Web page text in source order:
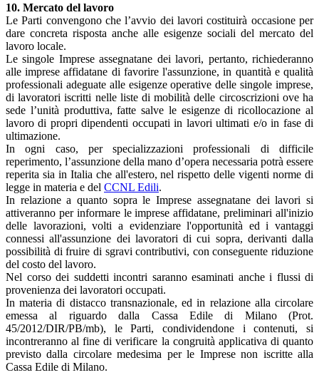
10. Mercato del lavoro
Le Parti convengono che l’avvio dei lavori costituirà occasione per
dare concreta risposta anche alle esigenze sociali del mercato del
lavoro locale.
Le singole Imprese assegnatane dei lavori, pertanto, richiederanno
alle imprese affidatane di favorire l'assunzione, in quantità e qualità
professionali adeguate alle esigenze operative delle singole imprese,
di lavoratori iscritti nelle liste di mobilità delle circoscrizioni ove ha
sede l’unità produttiva, fatte salve le esigenze di ricollocazione al
lavoro di propri dipendenti occupati in lavori ultimati e/o in fase di
ultimazione.
In ogni caso, per specializzazioni professionali di difficile
reperimento, l’assunzione della mano d’opera necessaria potrà essere
reperita sia in Italia che all'estero, nel rispetto delle vigenti norme di
legge in materia e del CCNL Edili.
In relazione a quanto sopra le Imprese assegnatane dei lavori si
attiveranno per informare le imprese affidatane, preliminari all'inizio
delle lavorazioni, volti a evidenziare l'opportunità ed i vantaggi
connessi all'assunzione dei lavoratori di cui sopra, derivanti dalla
possibilità di fruire di sgravi contributivi, con conseguente riduzione
del costo del lavoro.
Nel corso dei suddetti incontri saranno esaminati anche i flussi di
provenienza dei lavoratori occupati.
In materia di distacco transnazionale, ed in relazione alla circolare
emessa al riguardo dalla Cassa Edile di Milano (Prot.
45/2012/DIR/PB/mb), le Parti, condividendone i contenuti, si
incontreranno al fine di verificare la congruità applicativa di quanto
previsto dalla circolare medesima per le Imprese non iscritte alla
Cassa Edile di Milano.